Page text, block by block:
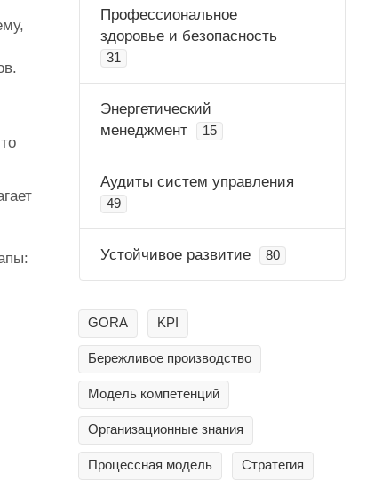
Профессиональное
здоровье и безопасность
31
Энергетический
менеджмент
15
Аудиты систем управления
49
Устойчивое развитие 80
GORA KPI
Бережливое производство
Модель компетенций
Организационные знания
Процессная модель Стратегия